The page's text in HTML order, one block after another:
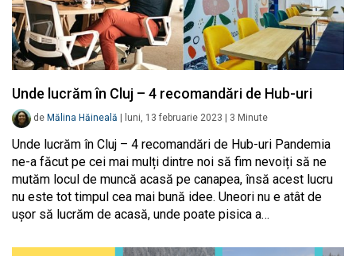
Unde lucrăm în Cluj – 4 recomandări de Hub-uri
de Mălina Hăineală luni, 13 februarie 2023 3 Minute
Unde lucrăm în Cluj – 4 recomandări de Hub-uri Pandemia
ne-a făcut pe cei mai mulți dintre noi să fim nevoiți să ne
mutăm locul de muncă acasă pe canapea, însă acest lucru
nu este tot timpul cea mai bună idee. Uneori nu e atât de
ușor să lucrăm de acasă, unde poate pisica a…